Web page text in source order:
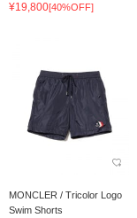
¥19,800[40%OFF]
MONCLER / Tricolor Logo
Swim Shorts